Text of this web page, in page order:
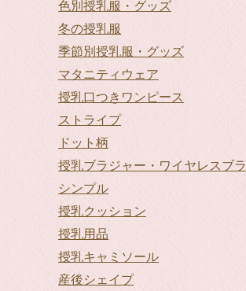
色別授乳服・グッズ
冬の授乳服
季節別授乳服・グッズ
マタニティウェア
授乳口つきワンピース
ストライプ
ドット柄
授乳ブラジャー・ワイヤレスブラ
シンプル
授乳クッション
授乳用品
授乳キャミソール
産後シェイプ